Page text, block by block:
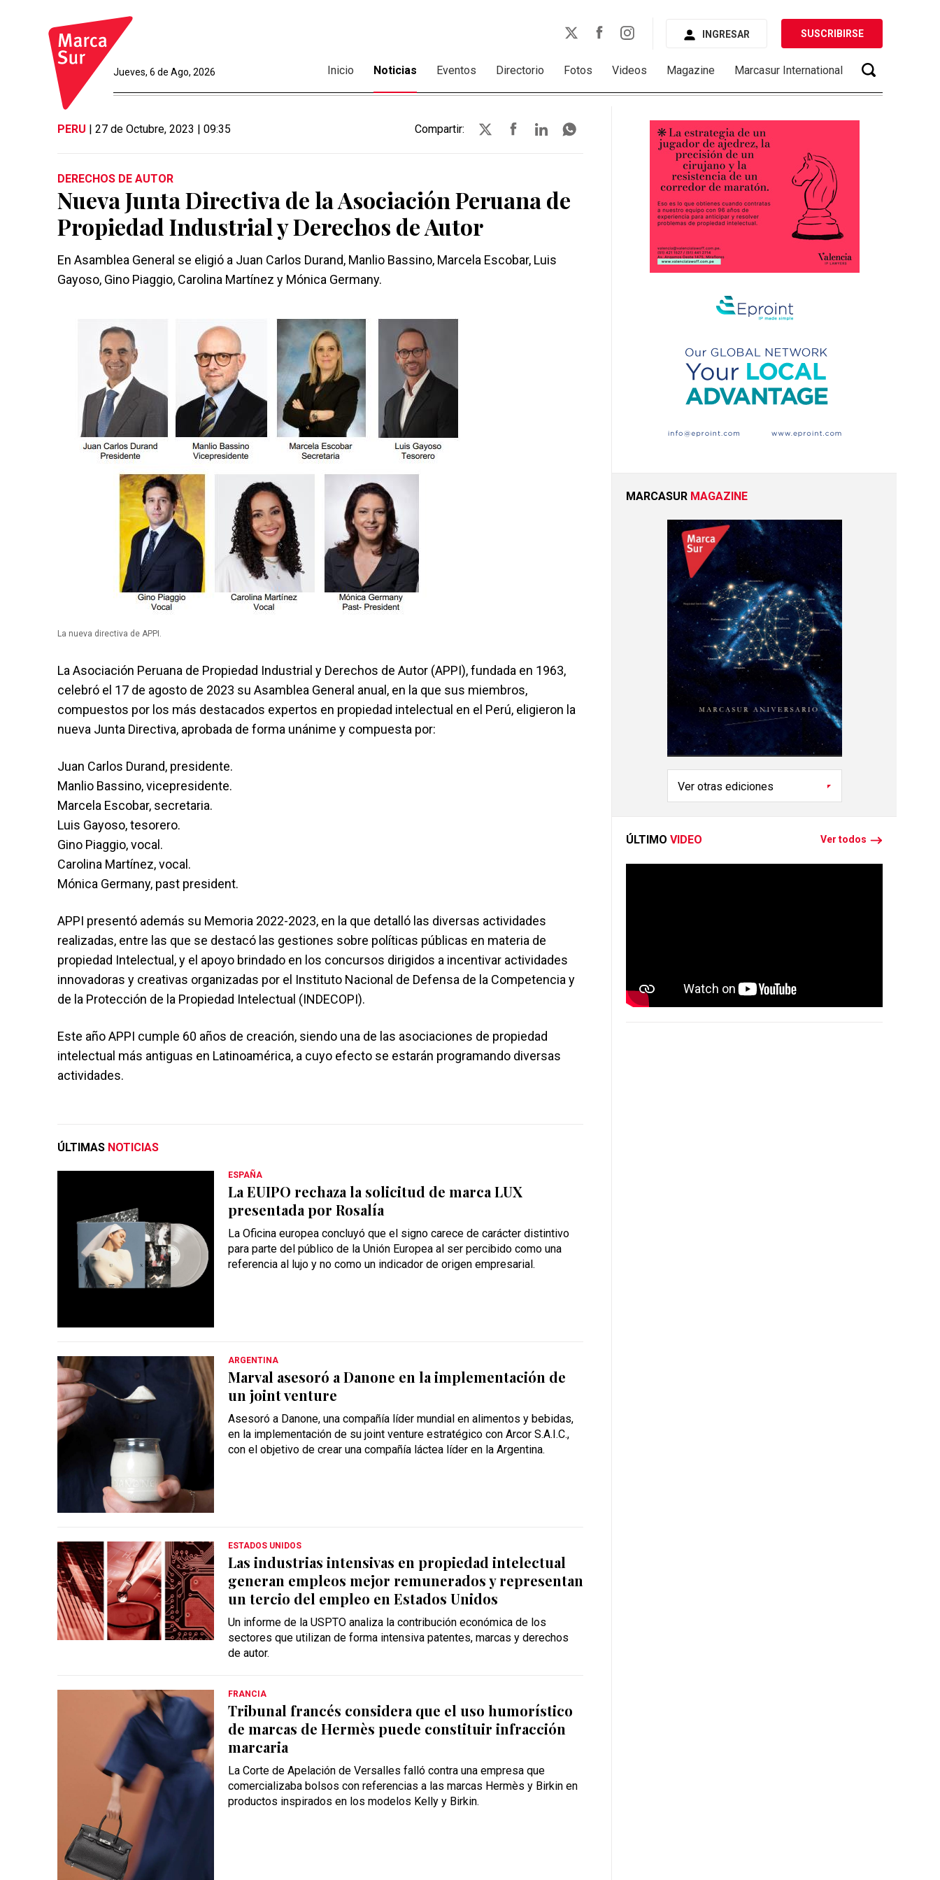
INGRESAR SUSCRIBIRSE
Jueves, 6 de Ago, 2026 Inicio Noticias Eventos Directorio Fotos Videos Magazine Marcasur International
PERU | 27 de Octubre, 2023 | 09:35 Compartir:
DERECHOS DE AUTOR
Nueva Junta Directiva de la Asociación Peruana de
Propiedad Industrial y Derechos de Autor
En Asamblea General se eligió a Juan Carlos Durand, Manlio Bassino, Marcela Escobar, Luis
Gayoso, Gino Piaggio, Carolina Martínez y Mónica Germany.
La nueva directiva de APPI.
La Asociación Peruana de Propiedad Industrial y Derechos de Autor (APPI), fundada en 1963,
celebró el 17 de agosto de 2023 su Asamblea General anual, en la que sus miembros,
compuestos por los más destacados expertos en propiedad intelectual en el Perú, eligieron la
nueva Junta Directiva, aprobada de forma unánime y compuesta por:
Juan Carlos Durand, presidente.
Manlio Bassino, vicepresidente.
Marcela Escobar, secretaria.
Luis Gayoso, tesorero.
Gino Piaggio, vocal.
Carolina Martínez, vocal.
Mónica Germany, past president.
APPI presentó además su Memoria 2022-2023, en la que detalló las diversas actividades
realizadas, entre las que se destacó las gestiones sobre políticas públicas en materia de
propiedad Intelectual, y el apoyo brindado en los concursos dirigidos a incentivar actividades
innovadoras y creativas organizadas por el Instituto Nacional de Defensa de la Competencia y
de la Protección de la Propiedad Intelectual (INDECOPI).
Este año APPI cumple 60 años de creación, siendo una de las asociaciones de propiedad
intelectual más antiguas en Latinoamérica, a cuyo efecto se estarán programando diversas
actividades.
ÚLTIMAS NOTICIAS
ESPAÑA
La EUIPO rechaza la solicitud de marca LUX
presentada por Rosalía
La Oficina europea concluyó que el signo carece de carácter distintivo
para parte del público de la Unión Europea al ser percibido como una
referencia al lujo y no como un indicador de origen empresarial.
ARGENTINA
Marval asesoró a Danone en la implementación de
un joint venture
Asesoró a Danone, una compañía líder mundial en alimentos y bebidas,
en la implementación de su joint venture estratégico con Arcor S.A.I.C.,
con el objetivo de crear una compañía láctea líder en la Argentina.
ESTADOS UNIDOS
Las industrias intensivas en propiedad intelectual
generan empleos mejor remunerados y representan
un tercio del empleo en Estados Unidos
Un informe de la USPTO analiza la contribución económica de los
sectores que utilizan de forma intensiva patentes, marcas y derechos
de autor.
FRANCIA
Tribunal francés considera que el uso humorístico
de marcas de Hermès puede constituir infracción
marcaria
La Corte de Apelación de Versalles falló contra una empresa que
comercializaba bolsos con referencias a las marcas Hermès y Birkin en
productos inspirados en los modelos Kelly y Birkin.
MARCASUR MAGAZINE
ÚLTIMOVIDEO Ver todos